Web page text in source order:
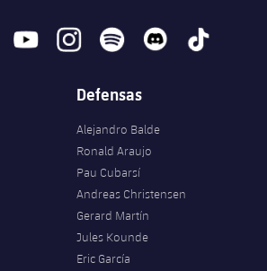
youtubeinstagramspotify discord tiktok
Defensas
Alejandro Balde
Ronald Araujo
Pau Cubarsí
Andreas Christensen
Gerard Martín
Jules Kounde
Eric García